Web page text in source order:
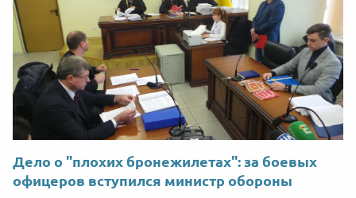
Дело о "плохих бронежилетах": за боевых
офицеров вступился министр обороны